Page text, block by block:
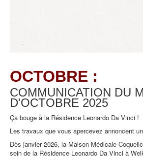
OCTOBRE :
COMMUNICATION DU
D'OCTOBRE 2025
Ça bouge à la Résidence Leonardo Da Vinci !
Les travaux que vous apercevez annoncent
Dès janvier 2026, la Maison Médicale
sein de la Résidence Leonardo Da Vinci à